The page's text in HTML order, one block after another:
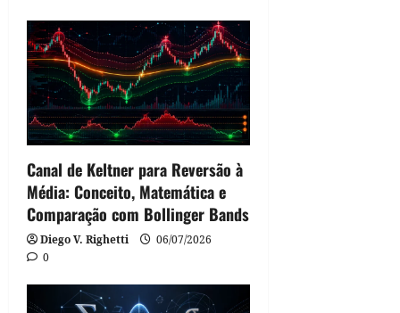
Canal de Keltner para Reversão à
Média: Conceito, Matemática e
Comparação com Bollinger Bands
Diego V. Righetti
06/07/2026
0